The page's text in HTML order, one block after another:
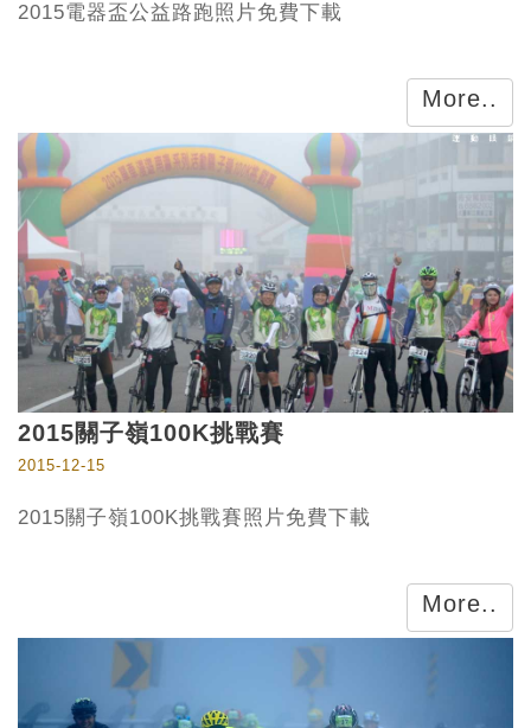
2015電器盃公益路跑照片免費下載
More..
2015關子嶺100K挑戰賽
2015-12-15
2015關子嶺100K挑戰賽照片免費下載
More..